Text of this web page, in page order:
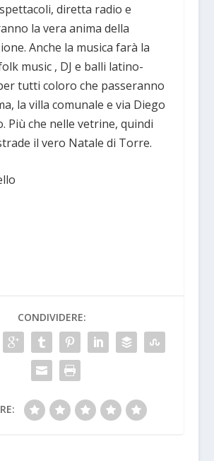
diretta radio e
la vera anima della
Anche la musica farà la
music , DJ e balli latino-
tutti coloro che passeranno
la villa comunale e via Diego
Più che nelle vetrine, quindi
il vero Natale di Torre.
CONDIVIDERE: